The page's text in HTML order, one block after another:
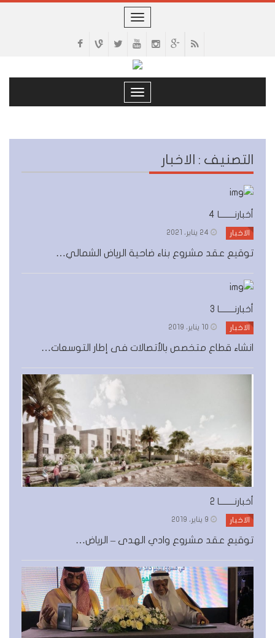
Toggle
Toggle
navigation
التصنيف : الاخبار
أخبارنــــــــا 4
الاخبار 24 يناير، 2021
توقيع عقد مشروع بناء ضاحية الرياض الشمالي…
أخبارنــــــــا 3
الاخبار 10 يناير، 2019
انشاء قطاع متخصص بالأتصالات فى إطار التوسعات…
أخبارنــــــــا 2
الاخبار 9 يناير، 2019
توقيع عقد مشروع وادي الهدى – الرياض…